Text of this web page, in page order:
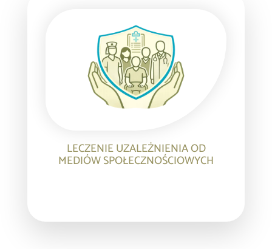
LECZENIE UZALEŻNIENIA OD
MEDIÓW SPOŁECZNOŚCIOWYCH